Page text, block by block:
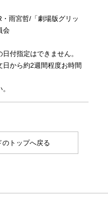
雨宮哲/「劇場版グリッ
会
付指定はできません。
日から約2週間程度お時間
のトップへ戻る